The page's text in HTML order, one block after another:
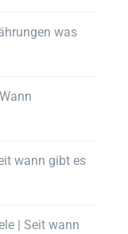
was
wann gibt es
| Seit wann